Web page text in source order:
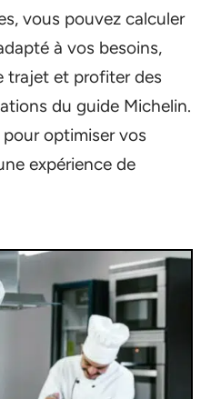
vous pouvez calculer
à vos besoins,
trajet et profiter des
du guide Michelin.
pour optimiser vos
expérience de